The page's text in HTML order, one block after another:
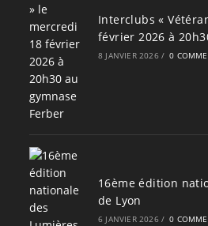
Interclubs «
février 2026 à
8 JANVIER 2026 / 0
16ème édition
de Lyon
6 JANVIER 2026 / 0